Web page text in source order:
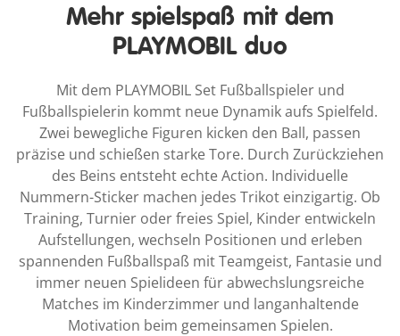
Mehr spielspaß mit dem
PLAYMOBIL duo
Mit dem PLAYMOBIL Set Fußballspieler und
Fußballspielerin kommt neue Dynamik aufs Spielfeld.
Zwei bewegliche Figuren kicken den Ball, passen
präzise und schießen starke Tore. Durch Zurückziehen
des Beins entsteht echte Action. Individuelle
Nummern-Sticker machen jedes Trikot einzigartig. Ob
Training, Turnier oder freies Spiel, Kinder entwickeln
Aufstellungen, wechseln Positionen und erleben
spannenden Fußballspaß mit Teamgeist, Fantasie und
immer neuen Spielideen für abwechslungsreiche
Matches im Kinderzimmer und langanhaltende
Motivation beim gemeinsamen Spielen.